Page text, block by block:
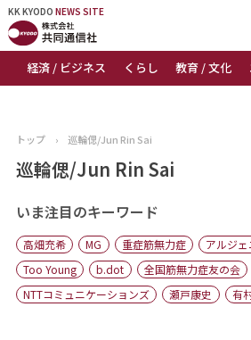
KK KYODO NEWS SITE
経済 / ビジネス くらし 教育 / 文化
KK KYODONEWS SITE
トップページ
ニュース
おすすめコンテンツ
出版物
会社概要
トップ › 巡輪偲/Jun Rin Sai
巡輪偲/Jun Rin Sai
いま注目のキーワード
高畑充希 MG 重症筋無力症
アルジ
Too Young
b.dot 全国筋無力症友の会
NTTコミュニケーションズ
瀬戸康史
有